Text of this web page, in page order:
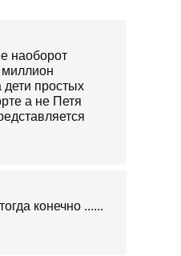
наоборот
миллион
простых
а не Петя
конечно ......